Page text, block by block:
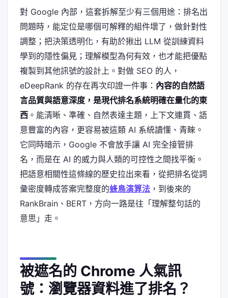
對 Google 內部，這套拆解至少有三個用途：排名出
問題時，能定位是哪個可解釋的組件壞了，做針對性
調整；把決策透明化，有助於揪出 LLM 從訓練資料
學到的隱性偏見；理解模型為何有效，也才能把優點
複製到其他訊號的設計上。對做 SEO 的人，
eDeepRank 的存在再次印證一件事： 內容的自然語
言品質與語意深度，是現代排名系統明確在量化的東
西 。能清晰、準確、自然表達主題，上下文連貫、語
意豐富的內容，更容易被這類 AI 系統讀懂、青睞。
它同時暗示，Google 不會放手讓 AI 完全接管排
名，而是在 AI 的威力與人類的可控性之間找平衡。
把語意相關性這條線的歷史拉出來看，從把排名從詞
彙密度轉成答案完整度的蜂鳥演算法 ，到後來的
RankBrain、BERT，方向一路是往「理解整句話的
意思」走。
被遮名的 Chrome 人氣訊
號：瀏覽器資料進了排名？